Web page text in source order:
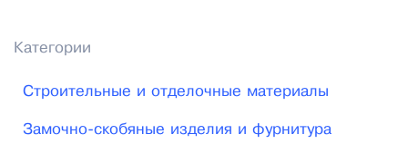
Категории
Строительные и отделочные материалы
Замочно-скобяные изделия и фурнитура